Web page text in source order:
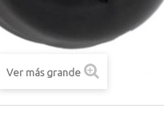
Ver más grande